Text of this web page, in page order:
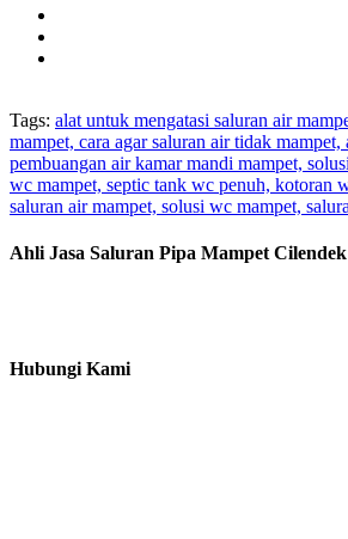
Tags: alat untuk mengatasi saluran air
mampet, cara agar saluran air tidak
pembuangan air kamar mandi mampet,
wc mampet, septic tank wc penuh, kotoran
saluran air mampet, solusi wc mampet,
Ahli Jasa Saluran Pipa Mampet
Hubungi Kami